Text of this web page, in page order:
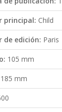
principal: Child
de edición: Paris
105 mm
185 mm